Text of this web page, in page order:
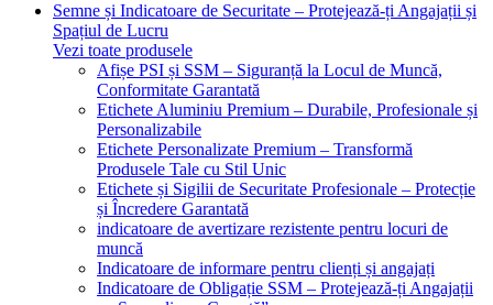
Semne și Indicatoare de Securitate – Protejează-ți Angajații și
Spațiul de Lucru
Vezi toate produsele
Afișe PSI și SSM – Siguranță la Locul de Muncă,
Conformitate Garantată
Etichete Aluminiu Premium – Durabile, Profesionale și
Personalizabile
Etichete Personalizate Premium – Transformă
Produsele Tale cu Stil Unic
Etichete și Sigilii de Securitate Profesionale – Protecție
și Încredere Garantată
indicatoare de avertizare rezistente pentru locuri de
muncă
Indicatoare de informare pentru clienți și angajați
Indicatoare de Obligație SSM – Protejează-ți Angajații